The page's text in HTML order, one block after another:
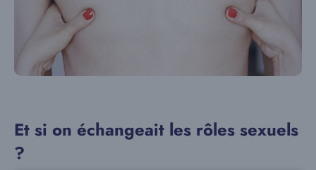
Et si on échangeait les rôles sexuels
?